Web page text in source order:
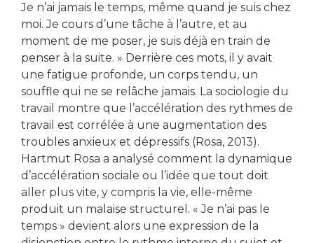
Je n’ai jamais le temps, même quand je suis chez
moi. Je cours d’une tâche à l’autre, et au
moment de me poser, je suis déjà en train de
penser à la suite. » Derrière ces mots, il y avait
une fatigue profonde, un corps tendu, un
souffle qui ne se relâche jamais. La sociologie du
travail montre que l’accélération des rythmes de
travail est corrélée à une augmentation des
troubles anxieux et dépressifs (Rosa, 2013).
Hartmut Rosa a analysé comment la dynamique
d’accélération sociale ou l’idée que tout doit
aller plus vite, y compris la vie, elle-même
produit un malaise structurel. « Je n’ai pas le
temps » devient alors une expression de la